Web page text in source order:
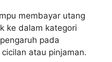
membayar utang
ke dalam kategori
pada
atau pinjaman.